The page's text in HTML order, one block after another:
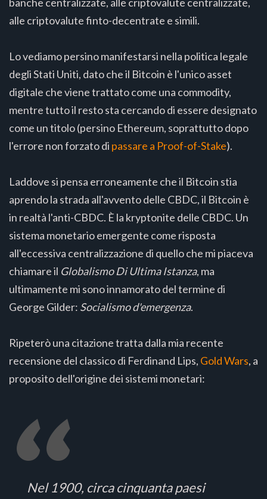
alle criptovalute finto-decentrate e simili.
Lo vediamo persino manifestarsi nella politica legale
degli Stati Uniti, dato che il Bitcoin è l'unico asset
digitale che viene trattato come una commodity,
mentre tutto il resto sta cercando di essere designato
come un titolo (persino Ethereum, soprattutto dopo
l'errore non forzato di passare a Proof-of-Stake).
Laddove si pensa erroneamente che il Bitcoin stia
aprendo la strada all'avvento delle CBDC, il Bitcoin è
in realtà l'anti-CBDC. È la kryptonite delle CBDC. Un
sistema monetario emergente come risposta
all'eccessiva centralizzazione di quello che mi piaceva
chiamare il Globalismo Di Ultima Istanza, ma
ultimamente mi sono innamorato del termine di
George Gilder: Socialismo d'emergenza.
Ripeterò una citazione tratta dalla mia recente
recensione del classico di Ferdinand Lips, Gold Wars, a
proposito dell'origine dei sistemi monetari:
Nel 1900, circa cinquanta paesi